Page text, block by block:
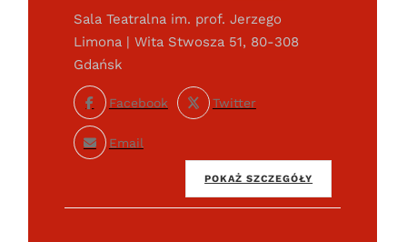
Sala Teatralna im. prof. Jerzego
Limona | Wita Stwosza 51, 80-308
Gdańsk
Facebook Twitter
Email
POKAŻ SZCZEGÓŁY